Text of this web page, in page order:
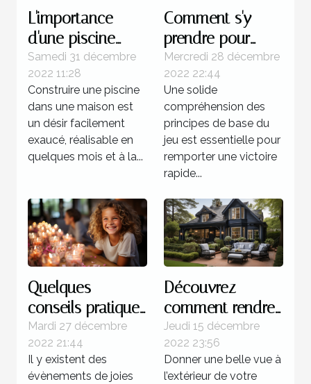
L'importance
d'une piscine
dans une maison
Samedi 31 décembre
2022 11:28
Construire une piscine
dans une maison est
un désir facilement
exaucé, réalisable en
quelques mois et à la...
Comment s'y
prendre pour
gagner d'une
manière certaine
au multi ?
Mercredi 28 décembre
2022 22:44
Une solide
compréhension des
principes de base du
jeu est essentielle pour
remporter une victoire
rapide...
Quelques
conseils pratiques
pour réussir
l'organisation d'un
anniversaire
Mardi 27 décembre
2022 21:44
Il y existent des
évènements de joies
Découvrez
comment rendre
magnifique
l’extérieur de
votre maison
Jeudi 15 décembre
2022 23:56
Donner une belle vue à
l’extérieur de votre